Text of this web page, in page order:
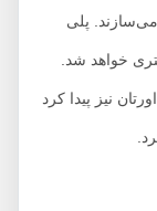
پلی
شد.
پیدا کرد